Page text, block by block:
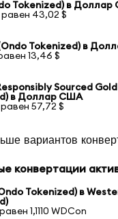
Tokenized) в
равен 43,02 $
Tokenized) в
13,46 $
Sourced Gold
в Доллар США
равен 57,72 $
вариантов
конвертации
Tokenized) в
1,1110 WDCon